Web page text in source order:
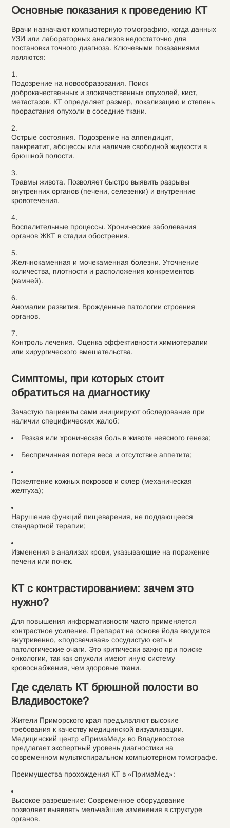
Основные показания к проведению КТ
Врачи назначают компьютерную томографию, когда данных
УЗИ или лабораторных анализов недостаточно для
постановки точного диагноза. Ключевыми показаниями
являются:
Подозрение на новообразования. Поиск
доброкачественных и злокачественных опухолей, кист,
метастазов. КТ определяет размер, локализацию и степень
прорастания опухоли в соседние ткани.
Острые состояния. Подозрение на аппендицит,
панкреатит, абсцессы или наличие свободной жидкости в
брюшной полости.
Травмы живота. Позволяет быстро выявить разрывы
внутренних органов (печени, селезенки) и внутренние
кровотечения.
Воспалительные процессы. Хронические заболевания
органов ЖКТ в стадии обострения.
Желчнокаменная и мочекаменная болезни. Уточнение
количества, плотности и расположения конкрементов
(камней).
Аномалии развития. Врожденные патологии строения
органов.
Контроль лечения. Оценка эффективности химиотерапии
или хирургического вмешательства.
Симптомы, при которых стоит
обратиться на диагностику
Зачастую пациенты сами инициируют обследование при
наличии специфических жалоб:
Резкая или хроническая боль в животе неясного генеза;
Беспричинная потеря веса и отсутствие аппетита;
Пожелтение кожных покровов и склер (механическая
желтуха);
Нарушение функций пищеварения, не поддающееся
стандартной терапии;
Изменения в анализах крови, указывающие на поражение
печени или почек.
КТ с контрастированием: зачем это
нужно?
Для повышения информативности часто применяется
контрастное усиление. Препарат на основе йода вводится
внутривенно, «подсвечивая» сосудистую сеть и
патологические очаги. Это критически важно при поиске
онкологии, так как опухоли имеют иную систему
кровоснабжения, чем здоровые ткани.
Где сделать КТ брюшной полости во
Владивостоке?
Жители Приморского края предъявляют высокие
требования к качеству медицинской визуализации.
Медицинский центр «ПримаМед» во Владивостоке
предлагает экспертный уровень диагностики на
современном мультиспиральном компьютерном томографе.
Преимущества прохождения КТ в «ПримаМед»:
Высокое разрешение: Современное оборудование
позволяет выявлять мельчайшие изменения в структуре
органов.